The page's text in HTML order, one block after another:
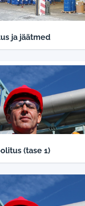
ja jäätmed
(tase 1)